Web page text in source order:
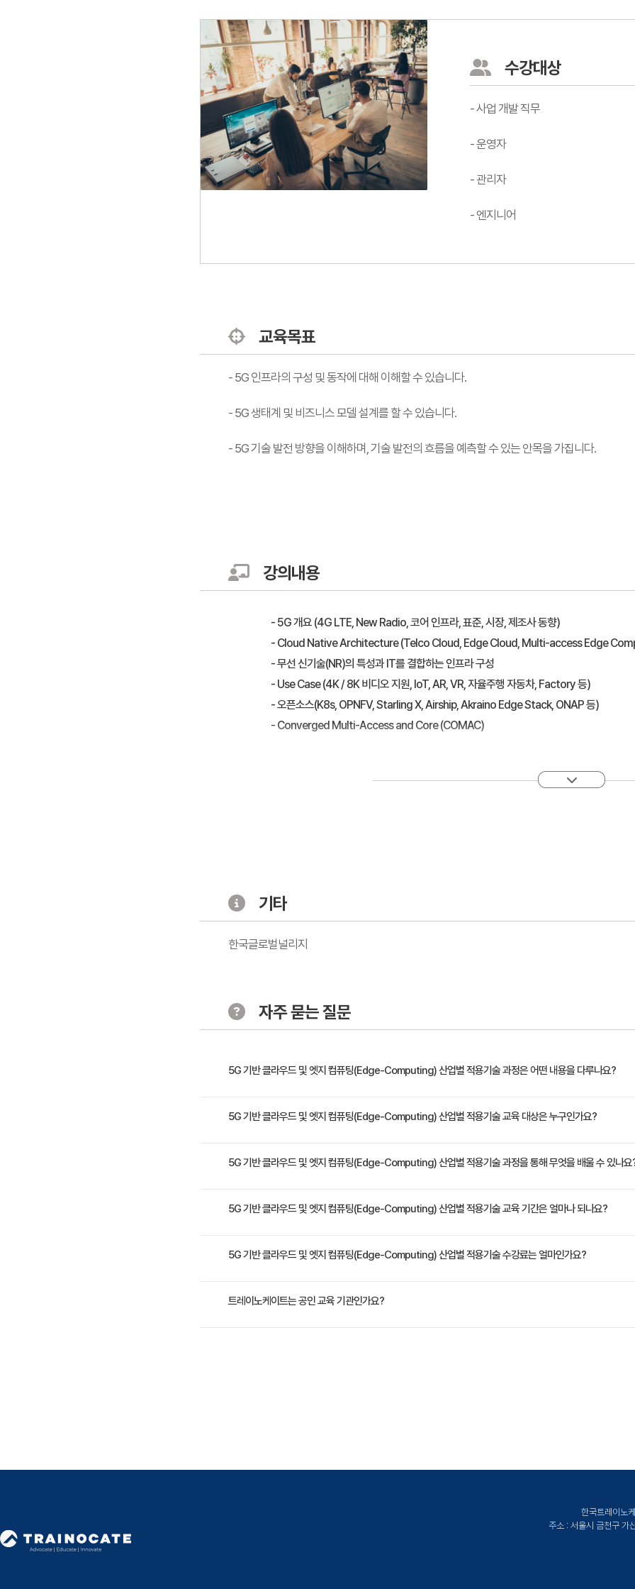
수강대상
- 사업 개발 직무
- 운영자
- 관리자
- 엔지니어
교육목표
- 5G 인프라의 구성 및 동작에 대해 이해할 수 있습니다.
- 5G 생태계 및 비즈니스 모델 설계를 할 수 있습니다.
- 5G 기술 발전 방향을 이해하며, 기술 발전의 흐름을 예측할 수 있는 안목을 가집니다.
강의내용
- 5G 개요 (4G LTE, New Radio, 코어 인프라, 표준, 시장, 제조사 동향)
- Cloud Native Architecture (Telco Cloud, Edge Cloud, Multi-access Edge
- 무선 신기술(NR)의 특성과 IT를 결합하는 인프라 구성
- Use Case (4K / 8K 비디오 지원, IoT, AR, VR, 자율주행 자동차, Factory 등)
- 오픈소스(K8s, OPNFV, Starling X, Airship, Akraino Edge Stack, ONAP 등)
- Converged Multi-Access and Core (COMAC)
기타
한국글로벌널리지
자주 묻는 질문
5G 기반 클라우드 및 엣지 컴퓨팅(Edge-Computing) 산업별 적용기술 과정은 어떤 내용을 다루나요?
4차 산업혁명 기술 중, 가장 뜨거운 감자 5G ! 5G 세계 최초 상용화의 쾌거, 그 이후 … 통신의 패러다임을 뒤엎는 5G
5G 기반 클라우드 및 엣지 컴퓨팅(Edge-Computing) 산업별 적용기술 교육 대상은 누구인가요?
- 사업 개발 직무 - 운영자 - 관리자 - 엔지니어
5G 기반 클라우드 및 엣지 컴퓨팅(Edge-Computing) 산업별 적용기술 과정을 통해 무엇을 배울 수 있나요
- 5G 인프라의 구성 및 동작에 대해 이해할 수 있습니다. - 5G 생태계 및 비즈니스 모델 설계를 할 수 있습니다. - 5G
5G 기반 클라우드 및 엣지 컴퓨팅(Edge-Computing) 산업별 적용기술 교육 기간은 얼마나 되나요?
1일 과정입니다. 상세 일정은 교육 페이지에서 확인하실 수 있습니다.
5G 기반 클라우드 및 엣지 컴퓨팅(Edge-Computing) 산업별 적용기술 수강료는 얼마인가요?
수강료는 200,000원(VAT 별도)입니다. 고용보험 환급 및 기업 할인 혜택이 적용될 수 있으니 자세한 내용은 트레이노
트레이노케이트는 공인 교육 기관인가요?
한국트레이노
주소 : 서울시 금천구